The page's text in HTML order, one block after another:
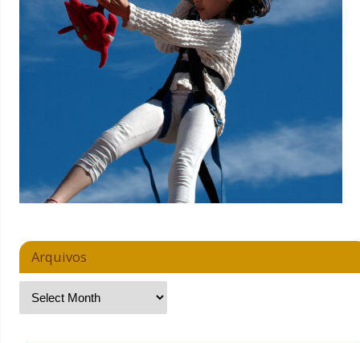
Arquivos